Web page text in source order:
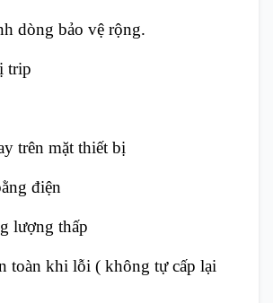
dòng bảo vệ rộng.
trip
trên mặt thiết bị
điện
lượng thấp
toàn khi lỗi ( không tự cấp lại